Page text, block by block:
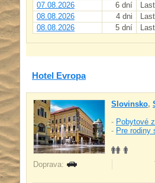
07.08.2026
6 dní
08.08.2026
4 dni
08.08.2026
5 dní
Hotel Evropa
Slovinsko,
- Pobytové
- Pre rodiny
Doprava: